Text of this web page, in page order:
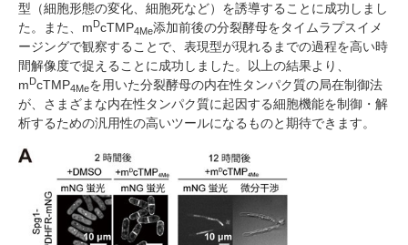
型（細胞形態の変化、細胞死など）を誘導することに成功しまし
た。また、 mDcTMP4Me添加前後の分裂酵母をタイムラプスイメ
ージングで観察することで、表現型が現れるまでの過程を高い時
間解像度で捉えることに成功しました。以上の結果より、
mDcTMP4Meを用いた分裂酵母の内在性タンパク質の局在制御法
が、さまざまな内在性タンパク質に起因する細胞機能を制御・解
析するための汎用性の高いツールになるものと期待できます。